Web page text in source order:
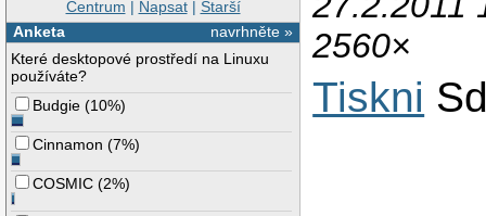
Centrum | Napsat| Starší
navrhněte »
Anketa
Které desktopové prostředí na Linuxu
používáte?
Budgie (10%)
Cinnamon (7%)
COSMIC (2%)
2560×
Tiskni